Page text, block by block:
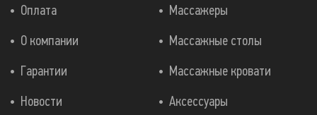
Массажеры
Массажные столы
Массажные кровати
Аксессуары
Оплата
О компании
Гарантии
Новости